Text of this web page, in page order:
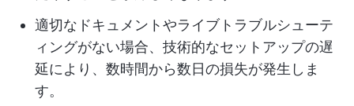
適切なドキュメントやライブトラブルシューテ
ィングがない場合、技術的なセットアップの遅
延により、数時間から数日の損失が発生しま
す。